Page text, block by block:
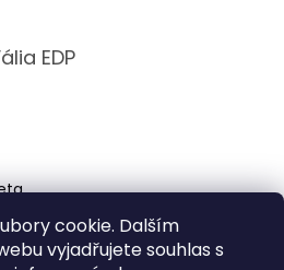
cookie. Dalším
vyjadřujete souhlas s
EDP
je 5 z 5 hvězdiček.